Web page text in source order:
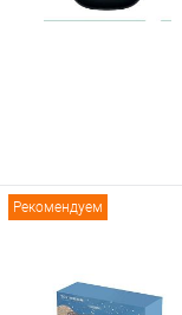
Рекомендуем